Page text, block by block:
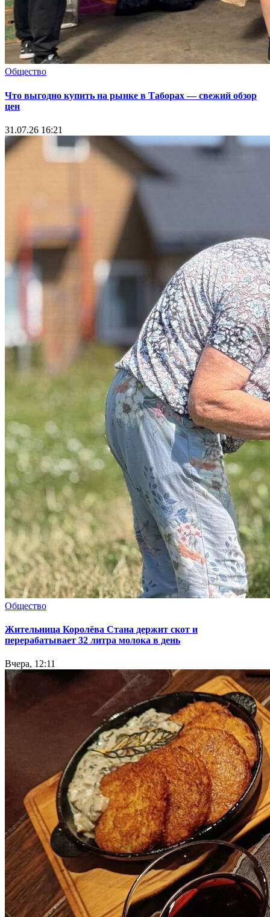
Общество
Что выгодно купить на рынке в Таборах — свежий обзор
цен
31.07.26 16:21
Общество
Жительница Королёва Стана держит скот и
перерабатывает 32 литра молока в день
Вчера, 12:11